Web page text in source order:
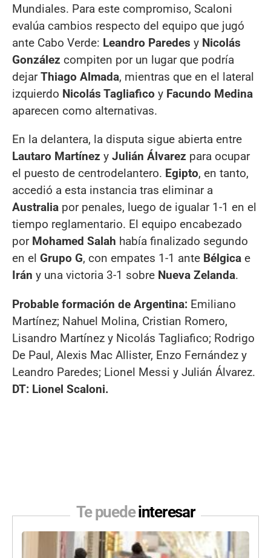
Mundiales. Para este compromiso, Scaloni
evalúa cambios respecto del equipo que jugó
ante Cabo Verde: Leandro Paredes y Nicolás
González compiten por un lugar que podría
dejarThiago Almada, mientras que en el lateral
izquierdo Nicolás Tagliafico y Facundo Medina
aparecen como alternativas.
En la delantera, la disputa sigue abierta entre
Lautaro Martínez y Julián Álvarez para ocupar
el puesto de centrodelantero. Egipto, en tanto,
accedió a esta instancia tras eliminar a
Australia por penales, luego de igualar 1-1 en el
tiempo reglamentario. El equipo encabezado
por Mohamed Salah había finalizado segundo
en el Grupo G, con empates 1-1 ante Bélgica e
Irán y una victoria 3-1 sobre Nueva Zelanda.
Probable formación de Argentina: Emiliano
Martínez; Nahuel Molina, Cristian Romero,
Lisandro Martínez y Nicolás Tagliafico; Rodrigo
De Paul, Alexis Mac Allister, Enzo Fernández y
Leandro Paredes; Lionel Messi y Julián Álvarez.
DT: Lionel Scaloni.
Te puedeinteresar